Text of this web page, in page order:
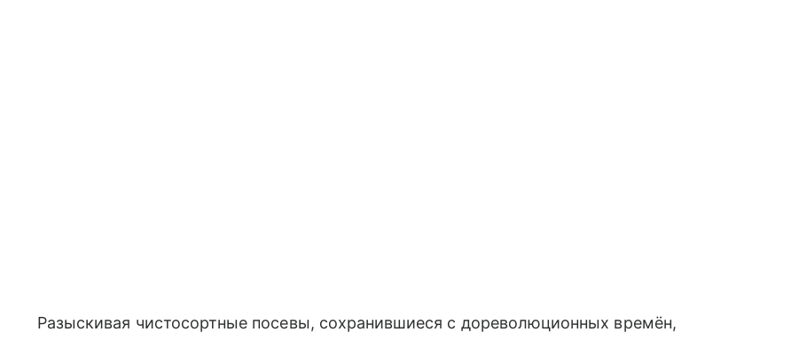
Разыскивая чистосортные посевы, сохранившиеся с дореволюционных времён,